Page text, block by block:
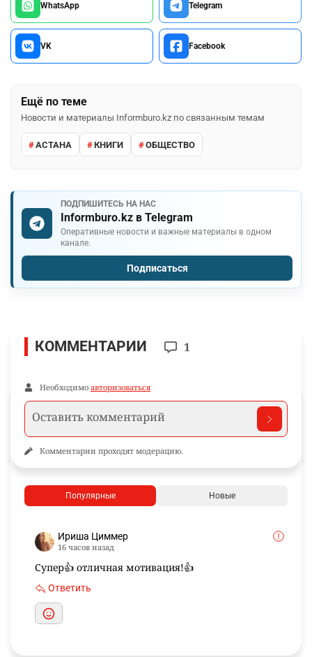
WhatsApp Telegram
VK Facebook
Ещё по теме
Новости и материалы Informburo.kz по связанным темам
АСТАНА КНИГИ ОБЩЕСТВО
ПОДПИШИТЕСЬ НА НАС
Informburo.kz в Telegram
Оперативные новости и важные материалы в одном
канале.
Подписаться
КОММЕНТАРИИ 1
Необходимо авторизоваться
Комментарии проходят модерацию.
Популярные Новые
Ириша Циммер
16 часов назад
Супер👍 отличная мотивация!👍
Ответить